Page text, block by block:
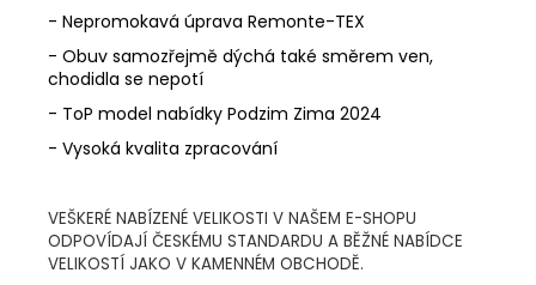
- Nepromokavá úprava Remonte-TEX
- Obuv samozřejmě dýchá také směrem ven,
chodidla se nepotí
- ToP model nabídky Podzim Zima 2024
- Vysoká kvalita zpracování
VEŠKERÉ NABÍZENÉ VELIKOSTI V NAŠEM E-SHOPU
ODPOVÍDAJÍ ČESKÉMU STANDARDU A BĚŽNÉ NABÍDCE
VELIKOSTÍ JAKO V KAMENNÉM OBCHODĚ.